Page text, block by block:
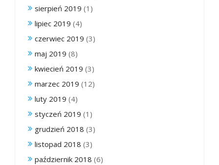
sierpień 2019 (1)
lipiec 2019 (4)
czerwiec 2019 (3)
maj 2019 (8)
kwiecień 2019 (3)
marzec 2019 (12)
luty 2019 (4)
styczeń 2019 (1)
grudzień 2018 (3)
listopad 2018 (3)
październik 2018 (6)